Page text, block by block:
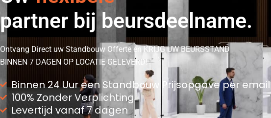
partner bij beursdeelname.
Ontvang Direct uw Standbouw Offerte en KRIJG UW BEURSSTAND
BINNEN 7 DAGEN OP LOCATIE GELEVERD!
Binnen 24 Uur een Standbouw Prijsopgave per email
100% Zonder Verplichting
Levertijd vanaf 7 dagen